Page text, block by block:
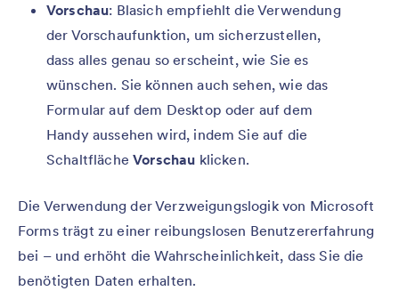
Vorschau: Blasich empfiehlt die Verwendung
der Vorschaufunktion, um sicherzustellen,
dass alles genau so erscheint, wie Sie es
wünschen. Sie können auch sehen, wie das
Formular auf dem Desktop oder auf dem
Handy aussehen wird, indem Sie auf die
SchaltflächeVorschau klicken.
Die Verwendung der Verzweigungslogik von Microsoft
Forms trägt zu einer reibungslosen Benutzererfahrung
bei – und erhöht die Wahrscheinlichkeit, dass Sie die
benötigten Daten erhalten.